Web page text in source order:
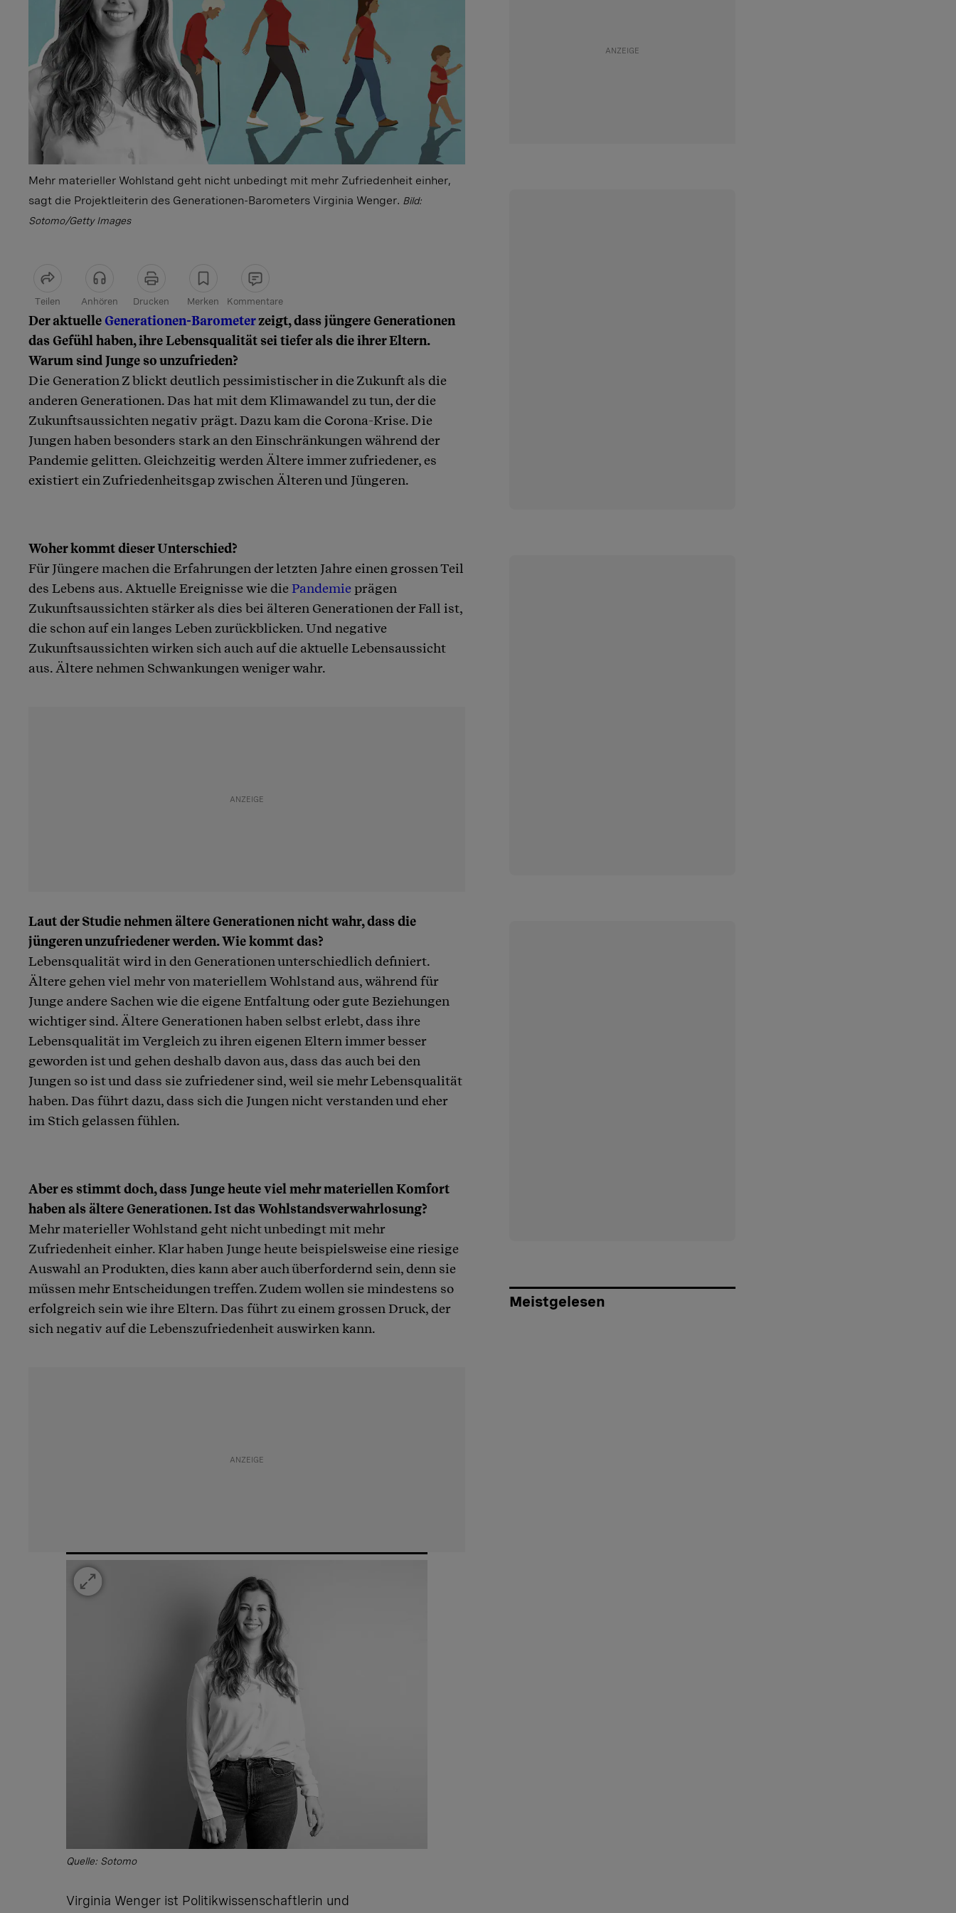
Mehr materieller Wohlstand geht nicht unbedingt mit mehr Zufriedenheit einher,
sagt die Projektleiterin des Generationen-Barometers Virginia Wenger. Bild:
Sotomo/Getty Images
Teilen Anhören Drucken Merken Kommentare
Artikel teilen
Der aktuelle Generationen-Barometerzeigt, dass jüngere Generationen
das Gefühl haben, ihre Lebensqualität sei tiefer als die ihrer Eltern.
Warum sind Junge so unzufrieden?
Die Generation Z blickt deutlich pessimistischer in die Zukunft als die
anderen Generationen. Das hat mit dem Klimawandel zu tun, der die
Zukunftsaussichten negativ prägt. Dazu kam die Corona-Krise. Die
Jungen haben besonders stark an den Einschränkungen während der
Pandemie gelitten. Gleichzeitig werden Ältere immer zufriedener, es
existiert ein Zufriedenheitsgap zwischen Älteren und Jüngeren.
Woher kommt dieser Unterschied?
Für Jüngere machen die Erfahrungen der letzten Jahre einen grossen Teil
des Lebens aus. Aktuelle Ereignisse wie diePandemieprägen
Zukunftsaussichten stärker als dies bei älteren Generationen der Fall ist,
die schon auf ein langes Leben zurückblicken. Und negative
Zukunftsaussichten wirken sich auch auf die aktuelle Lebensaussicht
aus. Ältere nehmen Schwankungen weniger wahr.
Laut der Studie nehmen ältere Generationen nicht wahr, dass die
jüngeren unzufriedener werden. Wie kommt das?
Lebensqualität wird in den Generationen unterschiedlich definiert.
Ältere gehen viel mehr von materiellem Wohlstand aus, während für
Junge andere Sachen wie die eigene Entfaltung oder gute Beziehungen
wichtiger sind. Ältere Generationen haben selbst erlebt, dass ihre
Lebensqualität im Vergleich zu ihren eigenen Eltern immer besser
geworden ist und gehen deshalb davon aus, dass das auch bei den
Jungen so ist und dass sie zufriedener sind, weil sie mehr Lebensqualität
haben. Das führt dazu, dass sich die Jungen nicht verstanden und eher
im Stich gelassen fühlen.
Aber es stimmt doch, dass Junge heute viel mehr materiellen Komfort
haben als ältere Generationen. Ist das Wohlstandsverwahrlosung?
Mehr materieller Wohlstand geht nicht unbedingt mit mehr
Zufriedenheit einher. Klar haben Junge heute beispielsweise eine riesige
Auswahl an Produkten, dies kann aber auch überfordernd sein, denn sie
müssen mehr Entscheidungen treffen. Zudem wollen sie mindestens so
erfolgreich sein wie ihre Eltern. Das führt zu einem grossen Druck, der
sich negativ auf die Lebenszufriedenheit auswirken kann.
Quelle: Sotomo
Virginia Wenger ist Politikwissenschaftlerin und
Meistgelesen